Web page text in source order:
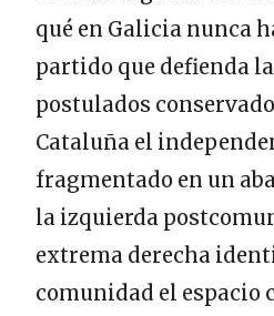
qué en Galicia nunca
partido que defienda
postulados
Cataluña el
fragmentado en un
la izquierda
extrema derecha
comunidad el espacio